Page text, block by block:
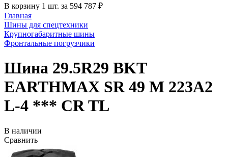
В корзину 1 шт. за 594 787 ₽
Главная
Шины для спецтехники
Крупногабаритные шины
Фронтальные погрузчики
Шина 29.5R29 BKT
EARTHMAX SR 49 M 223A2
L-4 *** CR TL
В наличии
Сравнить